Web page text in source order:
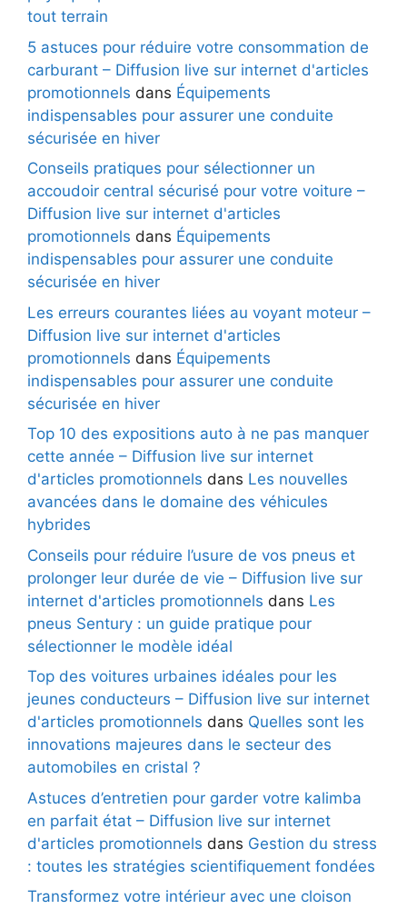
tout terrain
5 astuces pour réduire votre consommation de
carburant – Diffusion live sur internet d'articles
promotionnels dans Équipements
indispensables pour assurer une conduite
sécurisée en hiver
Conseils pratiques pour sélectionner un
accoudoir central sécurisé pour votre voiture –
Diffusion live sur internet d'articles
promotionnels dans Équipements
indispensables pour assurer une conduite
sécurisée en hiver
Les erreurs courantes liées au voyant moteur –
Diffusion live sur internet d'articles
promotionnels dans Équipements
indispensables pour assurer une conduite
sécurisée en hiver
Top 10 des expositions auto à ne pas manquer
cette année – Diffusion live sur internet
d'articles promotionnels dans Les nouvelles
avancées dans le domaine des véhicules
hybrides
Conseils pour réduire l’usure de vos pneus et
prolonger leur durée de vie – Diffusion live sur
internet d'articles promotionnels dans Les
pneus Sentury : un guide pratique pour
sélectionner le modèle idéal
Top des voitures urbaines idéales pour les
jeunes conducteurs – Diffusion live sur internet
d'articles promotionnels dans Quelles sont les
innovations majeures dans le secteur des
automobiles en cristal ?
Astuces d’entretien pour garder votre kalimba
en parfait état – Diffusion live sur internet
d'articles promotionnels dans Gestion du stress
: toutes les stratégies scientifiquement fondées
Transformez votre intérieur avec une cloison